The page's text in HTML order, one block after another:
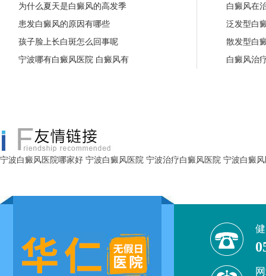
为什么夏天是白癜风的高发季
患发白癜风的原因有哪些
孩子脸上长白斑怎么回事呢
宁波哪有白癜风医院 白癜风有
白癜风在
泛发型白
散发型白
白癜风治
宁波白癜风医院哪家好 宁波白癜风医院 宁波治疗白癜风医院 宁波白癜